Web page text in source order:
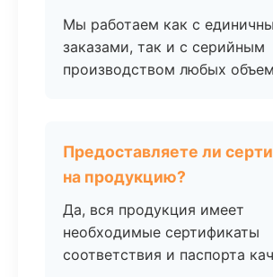
Мы работаем как с
заказами, так и с серийным
производством любых
Предоставляете ли
на продукцию?
Да, вся продукция имеет
необходимые сертификаты
соответствия и паспорта